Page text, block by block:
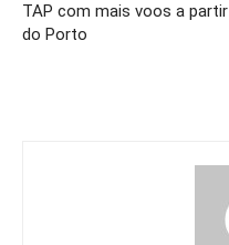
TAP com mais voos a partir
do Porto